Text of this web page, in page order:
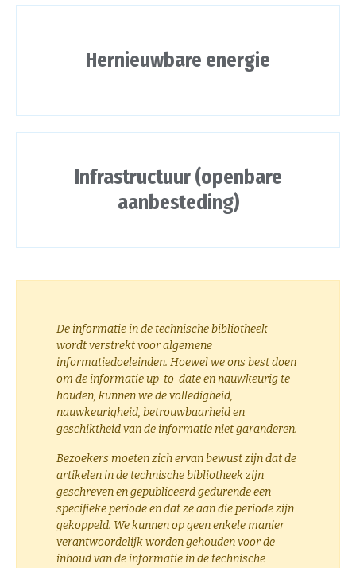
Hernieuwbare energie
Infrastructuur (openbare
aanbesteding)
De informatie in de technische bibliotheek
wordt verstrekt voor algemene
informatiedoeleinden. Hoewel we ons best doen
om de informatie up-to-date en nauwkeurig te
houden, kunnen we de volledigheid,
nauwkeurigheid, betrouwbaarheid en
geschiktheid van de informatie niet garanderen.
Bezoekers moeten zich ervan bewust zijn dat de
artikelen in de technische bibliotheek zijn
geschreven en gepubliceerd gedurende een
specifieke periode en dat ze aan die periode zijn
gekoppeld. We kunnen op geen enkele manier
verantwoordelijk worden gehouden voor de
inhoud van de informatie in de technische